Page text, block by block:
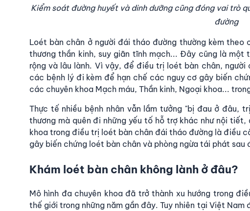
Kiểm soát đường huyết và dinh dưỡng cũng đóng vai trò
đường
Loét bàn chân ở người đái tháo đường thường kèm
thương thần kinh, suy giãn tĩnh mạch... Đây cũng là
rộng và lâu lành. Vì vậy, để điều trị loét bàn chân,
các bệnh lý đi kèm để hạn chế các nguy cơ gây biến
các chuyên khoa Mạch máu, Thần kinh, Ngoại khoa...
Thực tế nhiều bệnh nhân vẫn lầm tưởng "bị đau ở đâu,
thương mà quên đi những yếu tố hỗ trợ khác như nội tiết,
khoa trong điều trị loét bàn chân đái tháo đường là điều
gây biến chứng loét bàn chân và phòng ngừa tái phát sau
Khám loét bàn chân không lành ở đâu?
Mô hình đa chuyên khoa đã trở thành xu hướng trong
thế giới trong những năm gần đây. Tuy nhiên tại Việt